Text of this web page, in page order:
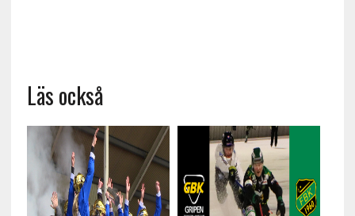
Läs också